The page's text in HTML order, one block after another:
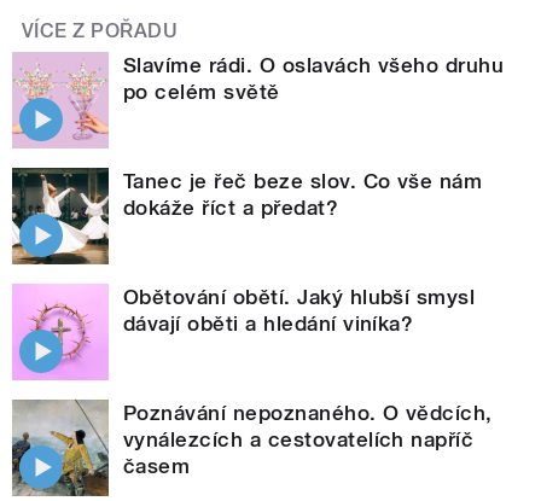
VÍCE Z POŘADU
Slavíme rádi. O oslavách všeho druhu
po celém světě
Tanec je řeč beze slov. Co vše nám
dokáže říct a předat?
Obětování obětí. Jaký hlubší smysl
dávají oběti a hledání viníka?
Poznávání nepoznaného. O vědcích,
vynálezcích a cestovatelích napříč
časem